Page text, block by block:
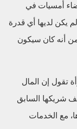
أمسيات في
يكن لديها أي قدرة
أنه كان سيكون
تقول إن المال
شريكها السابق
مع الخدمات